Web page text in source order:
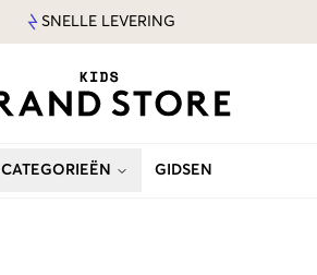
SNELLE LEVERING
CATEGORIEËN GIDSEN